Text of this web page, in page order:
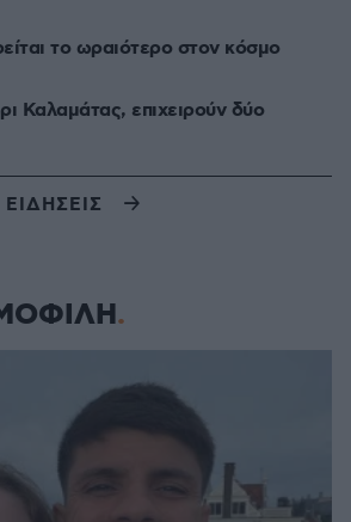
το ωραιότερο στον κόσμο
Καλαμάτας, επιχειρούν δύο